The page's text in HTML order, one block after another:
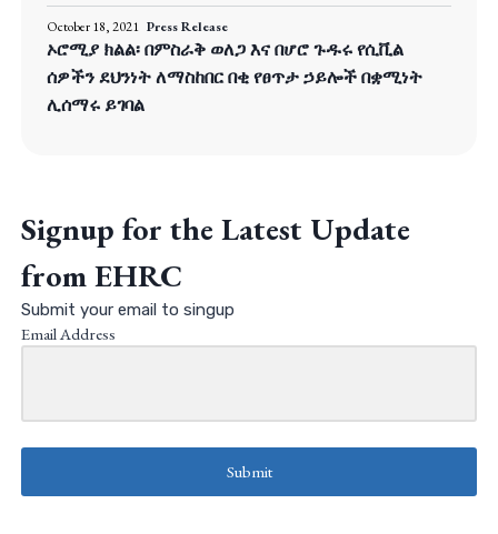
October 18, 2021 Press Release
ኦሮሚያ ክልል፡ በምስራቅ ወለጋ እና በሆሮ ጉዱሩ የሲቪል
ሰዎችን ደህንነት ለማስከበር በቂ የፀጥታ ኃይሎች በቋሚነት
ሊሰማሩ ይገባል
Signup for the Latest Update
from EHRC
Submit your email to singup
Email Address
Submit